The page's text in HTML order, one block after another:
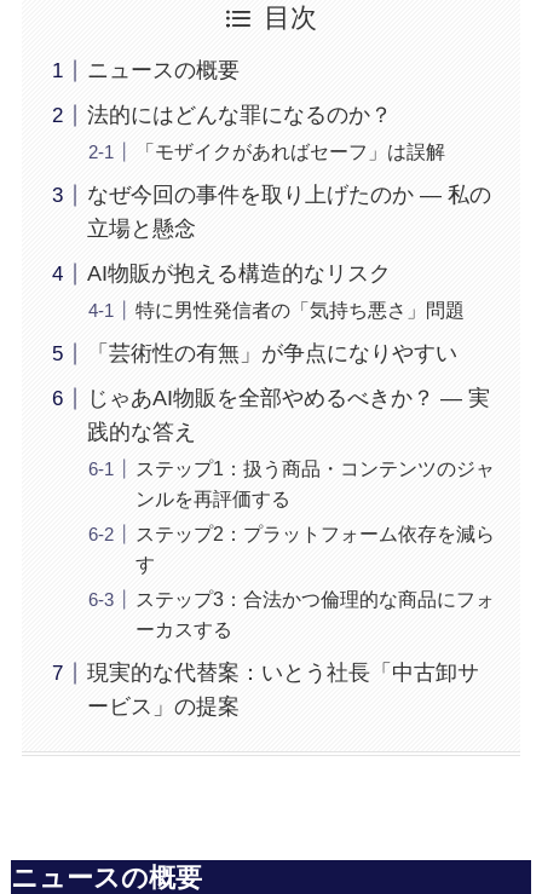
目次
ニュースの概要
法的にはどんな罪になるのか？
「モザイクがあればセーフ」は誤解
なぜ今回の事件を取り上げたのか — 私の
立場と懸念
AI物販が抱える構造的なリスク
特に男性発信者の「気持ち悪さ」問題
「芸術性の有無」が争点になりやすい
じゃあAI物販を全部やめるべきか？ — 実
践的な答え
ステップ1：扱う商品・コンテンツのジャ
ンルを再評価する
ステップ2：プラットフォーム依存を減ら
す
ステップ3：合法かつ倫理的な商品にフォ
ーカスする
現実的な代替案：いとう社長「中古卸サ
ービス」の提案
ニュースの概要